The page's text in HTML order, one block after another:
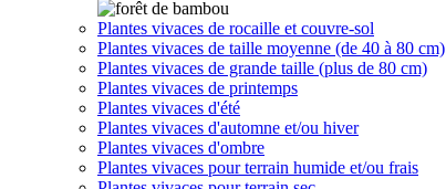
Plantes vivaces de rocaille et couvre-sol
Plantes vivaces de taille moyenne (de 40 à 80 cm)
Plantes vivaces de grande taille (plus de 80 cm)
Plantes vivaces de printemps
Plantes vivaces d'été
Plantes vivaces d'automne et/ou hiver
Plantes vivaces d'ombre
Plantes vivaces pour terrain humide et/ou frais